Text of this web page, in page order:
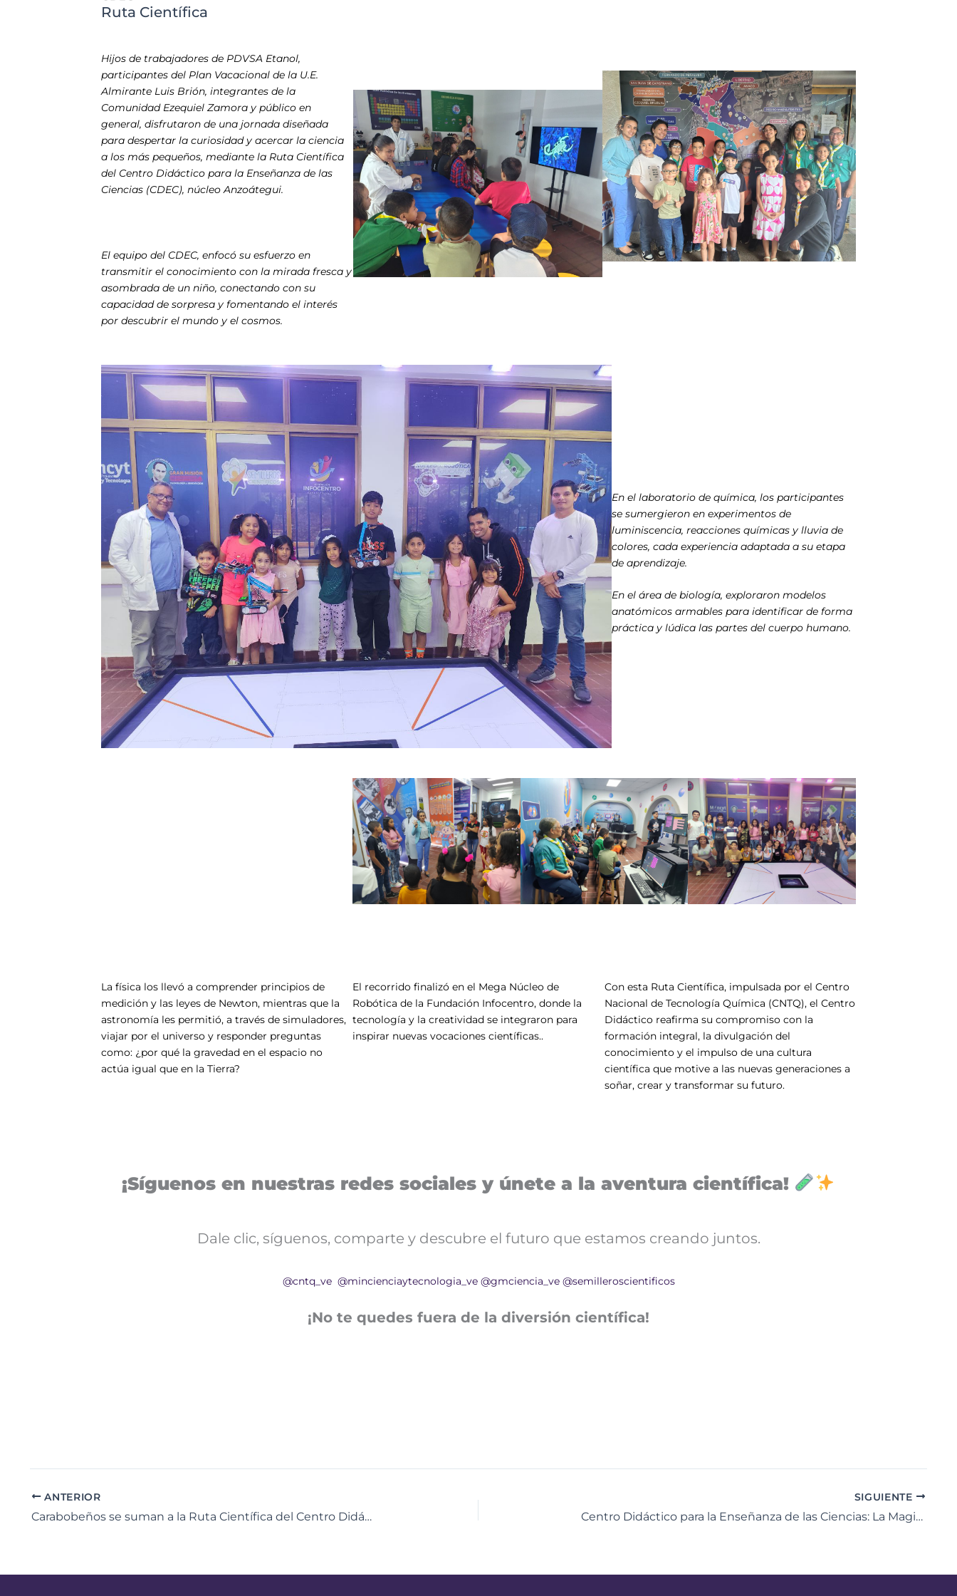
Ruta Científica
Hijos de trabajadores de PDVSA Etanol,
participantes del Plan Vacacional de la U.E.
Almirante Luis Brión, integrantes de la
Comunidad Ezequiel Zamora y público en
general, disfrutaron de una jornada diseñada
para despertar la curiosidad y acercar la ciencia
a los más pequeños, mediante la Ruta Científica
del Centro Didáctico para la Enseñanza de las
Ciencias (CDEC), núcleo Anzoátegui.
El equipo del CDEC, enfocó su esfuerzo en
transmitir el conocimiento con la mirada fresca y
asombrada de un niño, conectando con su
capacidad de sorpresa y fomentando el interés
por descubrir el mundo y el cosmos.
En el laboratorio de química, los participantes
se sumergieron en experimentos de
luminiscencia, reacciones químicas y lluvia de
colores, cada experiencia adaptada a su etapa
de aprendizaje.
En el área de biología, exploraron modelos
anatómicos armables para identificar de forma
práctica y lúdica las partes del cuerpo humano.
La física los llevó a comprender principios de
medición y las leyes de Newton, mientras que la
astronomía les permitió, a través de simuladores,
viajar por el universo y responder preguntas
como: ¿por qué la gravedad en el espacio no
actúa igual que en la Tierra?
El recorrido finalizó en el Mega Núcleo de
Robótica de la Fundación Infocentro, donde la
tecnología y la creatividad se integraron para
inspirar nuevas vocaciones científicas..
Con esta Ruta Científica, impulsada por el Centro
Nacional de Tecnología Química (CNTQ), el Centro
Didáctico reafirma su compromiso con la
formación integral, la divulgación del
conocimiento y el impulso de una cultura
científica que motive a las nuevas generaciones a
soñar, crear y transformar su futuro.
¡Síguenos en nuestras redes sociales y únete a la aventura científica!
Dale clic, síguenos, comparte y descubre el futuro que estamos creando juntos.
@cntq_ve @mincienciaytecnologia_ve @gmciencia_ve @semilleroscientificos
¡No te quedes fuera de la diversión científica!
ANTERIOR
Carabobeños se suman a la Ruta Científica del Centro Didáctico para la Enseñanza de las Ciencias
SIGUIENTE
Centro Didáctico para la Enseñanza de las Ciencias: La Magia de los Colores